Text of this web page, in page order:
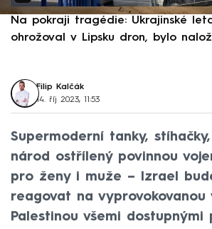
Na pokraji tragédie: Ukrajinské
ohrožoval v Lipsku dron, bylo
Filip Kalčák
14. říj 2023, 11:53
Supermoderní tanky,
národ ostřílený povinnou
pro ženy i muže – Izrael
reagovat na vyprovokovanou
Palestinou všemi dostupnými